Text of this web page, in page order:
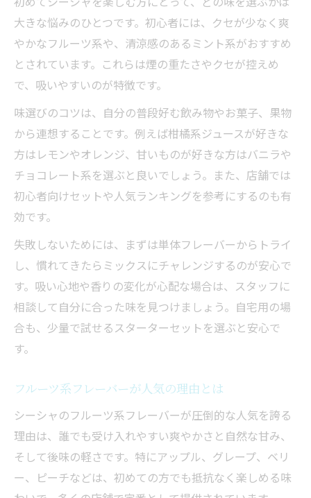
大きな悩みのひとつです。初心者には、クセが少なく爽
やかなフルーツ系や、清涼感のあるミント系がおすすめ
とされています。これらは煙の重たさやクセが控えめ
で、吸いやすいのが特徴です。
味選びのコツは、自分の普段好む飲み物やお菓子、果物
から連想することです。例えば柑橘系ジュースが好きな
方はレモンやオレンジ、甘いものが好きな方はバニラや
チョコレート系を選ぶと良いでしょう。また、店舗では
初心者向けセットや人気ランキングを参考にするのも有
効です。
失敗しないためには、まずは単体フレーバーからトライ
し、慣れてきたらミックスにチャレンジするのが安心で
す。吸い心地や香りの変化が心配な場合は、スタッフに
相談して自分に合った味を見つけましょう。自宅用の場
合も、少量で試せるスターターセットを選ぶと安心で
す。
フルーツ系フレーバーが人気の理由とは
シーシャのフルーツ系フレーバーが圧倒的な人気を誇る
理由は、誰でも受け入れやすい爽やかさと自然な甘み、
そして後味の軽さです。特にアップル、グレープ、ベリ
ー、ピーチなどは、初めての方でも抵抗なく楽しめる味